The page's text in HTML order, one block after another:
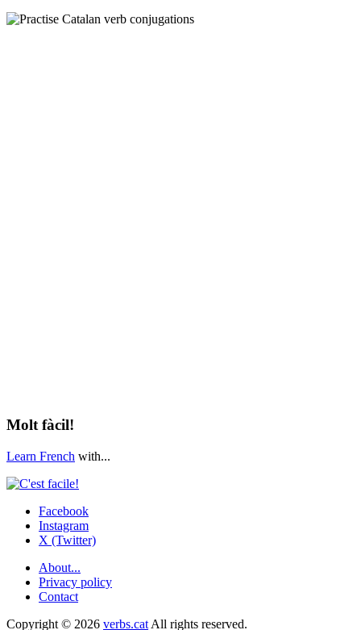
Molt fàcil!
Learn French with...
Facebook
Instagram
X (Twitter)
About...
Privacy policy
Contact
Copyright © 2026 verbs.cat All rights reserved.